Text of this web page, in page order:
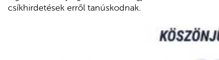
csíkhirdetések erről tanúskodnak.